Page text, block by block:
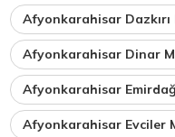
Afyonkarahisar
Afyonkarahisar Dinar
Afyonkarahisar
Afyonkarahisar Evciler